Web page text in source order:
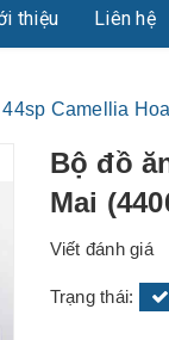
thiệu Liên hệ
Camellia
Bộ đồ
Mai
Viết đánh giá
Trạng thái: